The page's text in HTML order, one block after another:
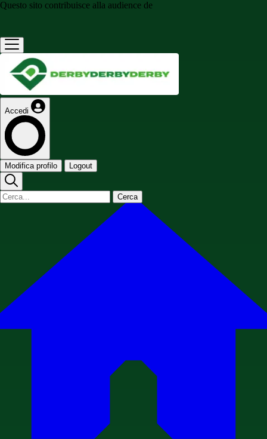
Questo sito contribuisce alla audience de
Accedi
Modifica profilo Logout
Cerca